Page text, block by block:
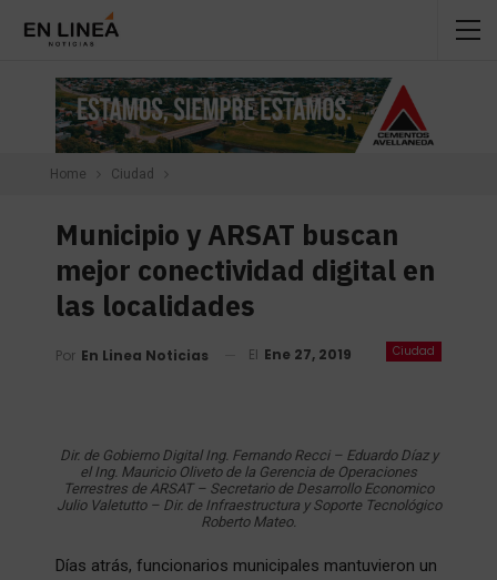
Home Ciudad
Municipio y ARSAT buscan
mejor conectividad digital en
las localidades
Ciudad
Por En Linea Noticias El Ene 27, 2019
Dir. de Gobierno Digital Ing. Fernando Recci – Eduardo Díaz y
el Ing. Mauricio Oliveto de la Gerencia de Operaciones
Terrestres de ARSAT – Secretario de Desarrollo Economico
Julio Valetutto – Dir. de Infraestructura y Soporte Tecnológico
Roberto Mateo.
Días atrás, funcionarios municipales mantuvieron un